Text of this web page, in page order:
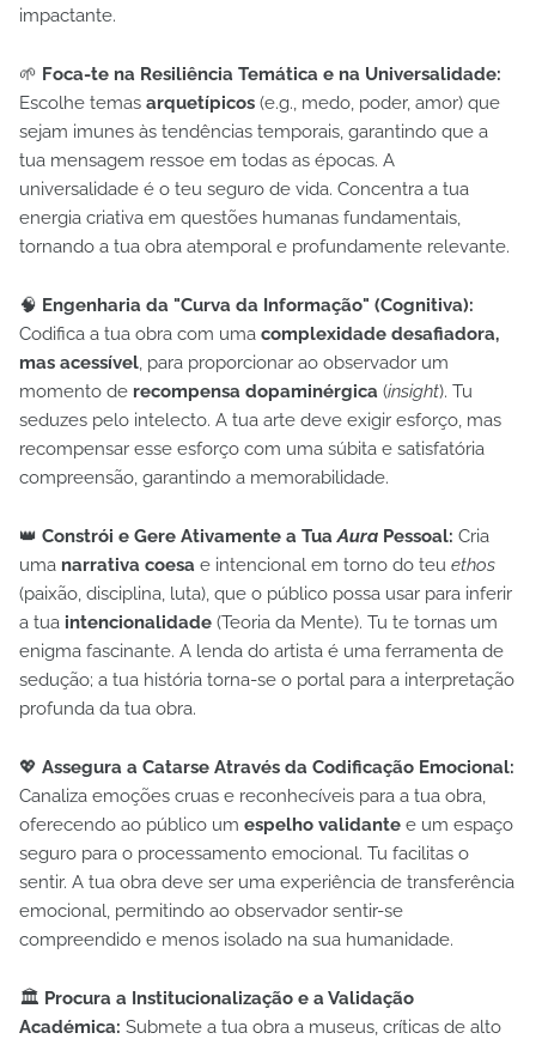
impactante.
🌱 Foca-te na Resiliência Temática e na Universalidade:
Escolhe temas arquetípicos (e.g., medo, poder, amor) que
sejam imunes às tendências temporais, garantindo que a
tua mensagem ressoe em todas as épocas. A
universalidade é o teu seguro de vida. Concentra a tua
energia criativa em questões humanas fundamentais,
tornando a tua obra atemporal e profundamente relevante.
🧠 Engenharia da "Curva da Informação" (Cognitiva):
Codifica a tua obra com uma complexidade desafiadora,
mas acessível, para proporcionar ao observador um
momento de recompensa dopaminérgica (insight). Tu
seduzes pelo intelecto. A tua arte deve exigir esforço, mas
recompensar esse esforço com uma súbita e satisfatória
compreensão, garantindo a memorabilidade.
👑 Constrói e Gere Ativamente a TuaAura Pessoal: Cria
uma narrativa coesa e intencional em torno do teu ethos
(paixão, disciplina, luta), que o público possa usar para inferir
a tua intencionalidade (Teoria da Mente). Tu te tornas um
enigma fascinante. A lenda do artista é uma ferramenta de
sedução; a tua história torna-se o portal para a interpretação
profunda da tua obra.
💖 Assegura a Catarse Através da Codificação Emocional:
Canaliza emoções cruas e reconhecíveis para a tua obra,
oferecendo ao público um espelho validante e um espaço
seguro para o processamento emocional. Tu facilitas o
sentir. A tua obra deve ser uma experiência de transferência
emocional, permitindo ao observador sentir-se
compreendido e menos isolado na sua humanidade.
🏛️ Procura a Institucionalização e a Validação
Académica: Submete a tua obra a museus, críticas de alto